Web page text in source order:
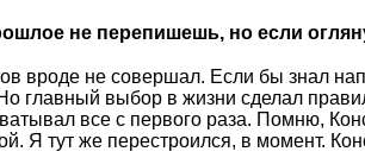
не перепишешь, но если
вроде не совершал. Если бы знал
главный выбор в жизни сделал
все с первого раза. Помню,
Я тут же перестроился, в момент.